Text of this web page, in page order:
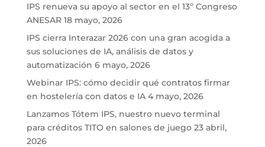
IPS renueva su apoyo al sector en el 13º Congreso
ANESAR 18 mayo, 2026
IPS cierra Interazar 2026 con una gran acogida a
sus soluciones de IA, análisis de datos y
automatización 6 mayo, 2026
Webinar IPS: cómo decidir qué contratos firmar
en hostelería con datos e IA 4 mayo, 2026
Lanzamos Tótem IPS, nuestro nuevo terminal
para créditos TITO en salones de juego 23 abril,
2026